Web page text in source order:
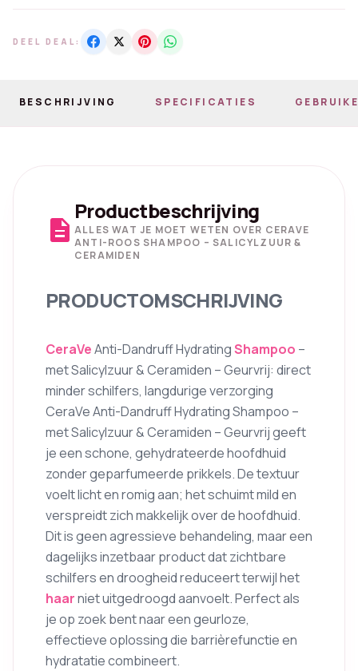
DEEL DEAL:
BESCHRIJVING SPECIFICATIES
description
Productbeschrijving
ALLES WAT JE MOET WETEN OVER CERAVE
ANTI-ROOS SHAMPOO – SALICYLZUUR &
CERAMIDEN
PRODUCTOMSCHRIJVING
CeraVeAnti-Dandruff HydratingShampoo –
met Salicylzuur & Ceramiden – Geurvrij: direct
minder schilfers, langdurige verzorging
CeraVe Anti-Dandruff Hydrating Shampoo –
met Salicylzuur & Ceramiden – Geurvrij geeft
je een schone, gehydrateerde hoofdhuid
zonder geparfumeerde prikkels. De textuur
voelt licht en romig aan; het schuimt mild en
verspreidt zich makkelijk over de hoofdhuid.
Dit is geen agressieve behandeling, maar een
dagelijks inzetbaar product dat zichtbare
schilfers en droogheid reduceert terwijl het
haarniet uitgedroogd aanvoelt. Perfect als
je op zoek bent naar een geurloze,
effectieve oplossing die barrièrefunctie en
hydratatie combineert.